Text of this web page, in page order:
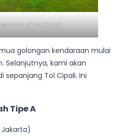
area di tol Cipali
golongan kendaraan mulai
Selanjutnya, kami akan
Tol Cipali. Ini
Tipe A
Jakarta)